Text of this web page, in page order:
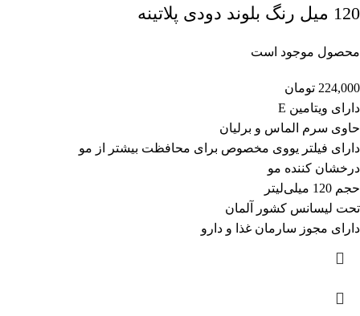
120 میل رنگ بلوند دودی پلاتینه
محصول موجود است
224,000 تومان
دارای ویتامین E
حاوی سرم الماس و برلیان
دارای فیلتر یووی مخصوص برای محافظت بیشتر از مو
درخشان کننده مو
حجم 120 میلی‌لیتر
تحت لیسانس کشور آلمان
دارای مجوز سارمان غذا و دارو